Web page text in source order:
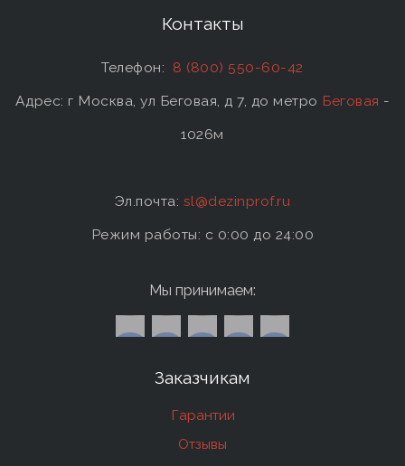
Контакты
Телефон: 8 (800) 550-60-42
Адрес: г Москва, ул Беговая, д 7, до метро Беговая -
1026м
Эл.почта: sl@dezinprof.ru
Режим работы: c 0:00 до 24:00
Мы принимаем:
Заказчикам
Гарантии
Отзывы